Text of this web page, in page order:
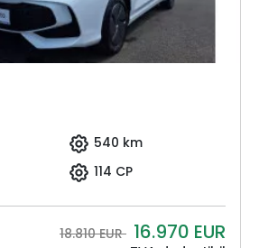
540 km
114 CP
18.810 EUR 16.970 EUR